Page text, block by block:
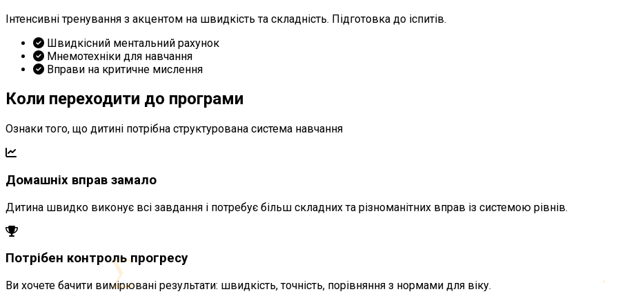
∑
Інтенсивні тренування з акцентом на швидкість та складність. Підготовка до іспитів.
Швидкісний ментальний рахунок
Мнемотехніки для навчання
Вправи на критичне мислення
Коли переходити до програми
Ознаки того, що дитині потрібна структурована система навчання
Домашніх вправ замало
Дитина швидко виконує всі завдання і потребує більш складних та різноманітних вправ із системою рівнів.
Потрібен контроль прогресу
Ви хочете бачити вимірювані результати: швидкість, точність, порівняння з нормами для віку.